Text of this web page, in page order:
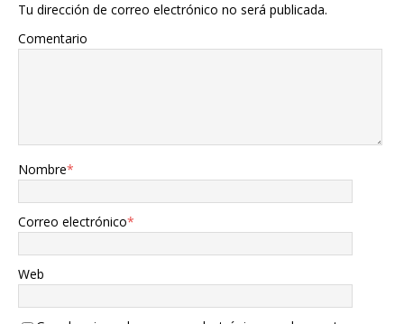
Tu dirección de correo electrónico no será publicada.
Comentario
Nombre*
Correo electrónico*
Web